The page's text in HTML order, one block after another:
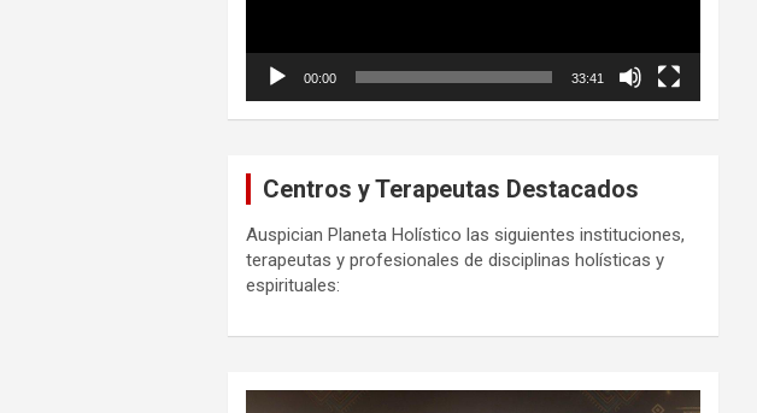
00:00 33:41
Centros y Terapeutas Destacados
Auspician Planeta Holístico las siguientes instituciones,
terapeutas y profesionales de disciplinas holísticas y
espirituales: